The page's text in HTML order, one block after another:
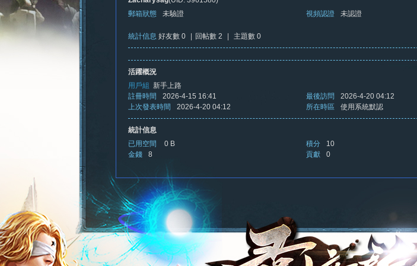
新
郵箱狀態
未驗證 視頻認證 未認證
統計信息 好友數 0 回帖數 2 主題數 0
活躍概況
用戶組
新手上路
註冊時間
2026-4-15 16:41 最後訪問 2026-4-20 04:12
上次發表時間
2026-4-20 04:12 所在時區 使用系統默認
統計信息
已用空間
0 B 積分 10
金錢
8 貢獻 0